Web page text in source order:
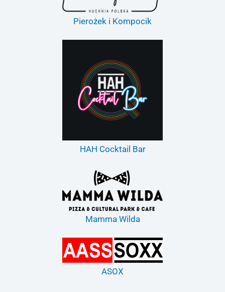
Pierożek i Kompocik
HAH Cocktail Bar
Mamma Wilda
ASOX